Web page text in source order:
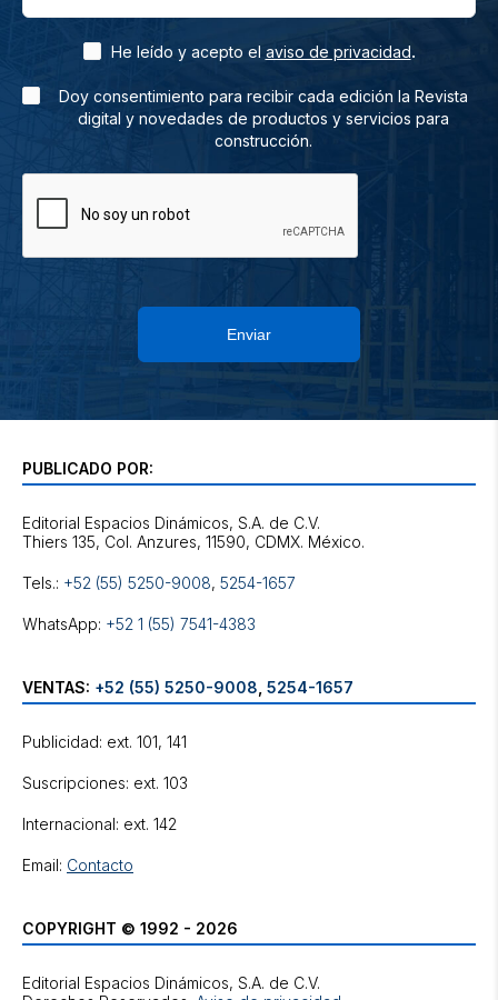
He leído y acepto el aviso de privacidad.
Doy consentimiento para recibir cada edición la Revista
digital y novedades de productos y servicios para
construcción.
Enviar
PUBLICADO POR:
Editorial Espacios Dinámicos, S.A. de C.V.
Tels.: +52 (55) 5250-9008, 5254-1657
WhatsApp: +52 1 (55) 7541-4383
VENTAS: +52 (55) 5250-9008 5254-1657
Publicidad: ext. 101, 141
Suscripciones: ext. 103
Internacional: ext. 142
Email: Contacto
COPYRIGHT © 1992 - 2026
Editorial Espacios Dinámicos, S.A. de C.V.